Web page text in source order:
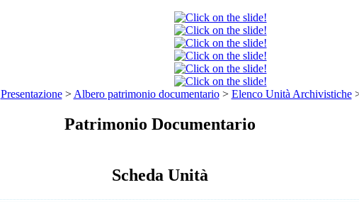
Presentazione> Albero patrimonio documentario> Elenco Unità Archivistiche
Patrimonio Documentario
Scheda Unità